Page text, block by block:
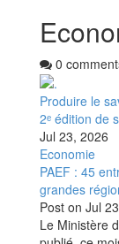
0
Produire le
2ᵉ édition de
Jul 23, 2026
Economie
PAEF : 45
grandes
Post on Jul
Le Ministère